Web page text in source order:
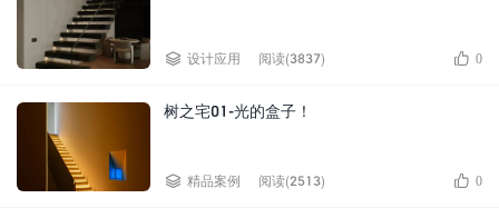
 设计应用 阅读(3837)  0
树之宅01-光的盒子！
 精品案例 阅读(2513)  0